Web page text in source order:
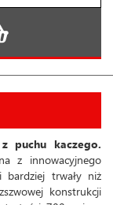
puchu kaczego.
z innowacyjnego
bardziej trwały niż
konstrukcji